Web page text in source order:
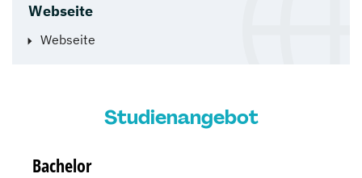
Webseite
Webseite
Studienangebot
Bachelor